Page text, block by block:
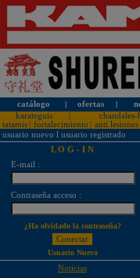
catálogo l ofertas l
karateguis
chandales-
tatamis
fortalecimiento anti lesiones
usuario nuevo l usuario registrado
L O G - I N
E-mail :
Contraseña acceso :
¿Ha olvidado la contraseña?
Usuario Nuevo
Noticias
¡PERSONALICE LOS
KARATEGUIS KAMIKAZE CON
SU LOGOTIPO!
Tarifas especiales para clubes, dojos
y asociaciones
¡Nuevos catálogos de Kamikaze!
¡Nuevo karategui Kamikaze